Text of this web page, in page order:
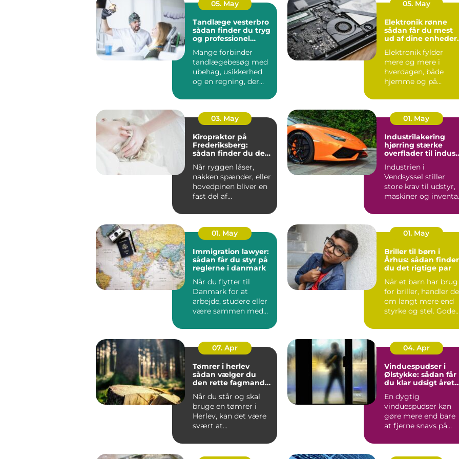
05. May
Tandlæge vesterbro
sådan finder du tryg
og professionel
Mange forbinder
tandlægebesøg med
ubehag, usikkerhed
og en regning, der
budgettet. S...
05. May
Elektronik rønne
sådan får du mest
ud af dine enheder
Elektronik fylder
mere og mere i
hverdagen, både
hjemme og på
mobil, tv, wifi, o...
03. May
Kiropraktor på
Frederiksberg:
sådan finder du den
Når ryggen låser,
nakken spænder, eller
hovedpinen bliver en
fast del af
01. May
Industrilakering
hjørring stærke
overflader til
Industrien i
Vendsyssel stiller
store krav til udstyr,
maskiner og
stålkonstruktioner,...
01. May
Immigration lawyer:
sådan får du styr på
reglerne i danmark
Når du flytter til
Danmark for at
arbejde, studere eller
være sammen med
hurti...
01. May
Briller til børn i
Århus: sådan finder
du det rigtige par
Når et barn har brug
for briller, handler
om langt mere end
styrke og stel. Gode
07. Apr
Tømrer i herlev
sådan vælger du
den rette fagmand
Når du står og skal
bruge en tømrer i
Herlev, kan det være
svært at
du bør vælge, o...
04. Apr
Vinduespudser i
Ølstykke: sådan får
du klar udsigt året
En dygtig
vinduespudser kan
gøre mere end bare
at fjerne snavs på
g...